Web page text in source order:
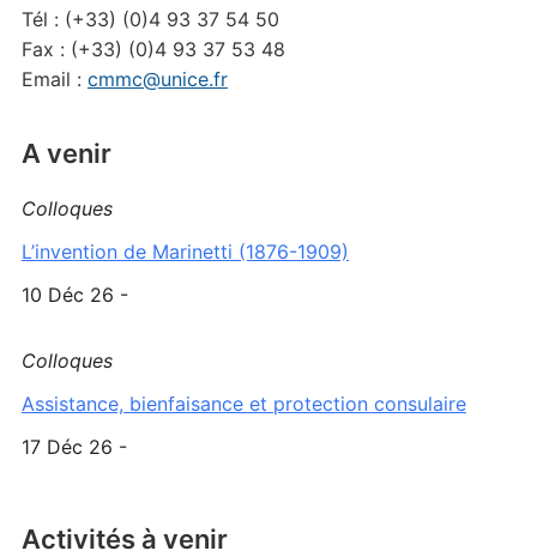
Tél : (+33) (0)4 93 37 54 50
Fax : (+33) (0)4 93 37 53 48
Email : cmmc@unice.fr
A venir
Colloques
L’invention de Marinetti (1876-1909)
10 Déc 26 -
Colloques
Assistance, bienfaisance et protection consulaire
17 Déc 26 -
Activités à venir